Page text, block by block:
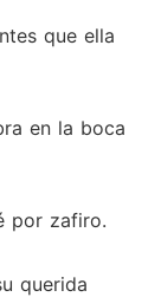
que ella
en la boca
por zafiro.
querida